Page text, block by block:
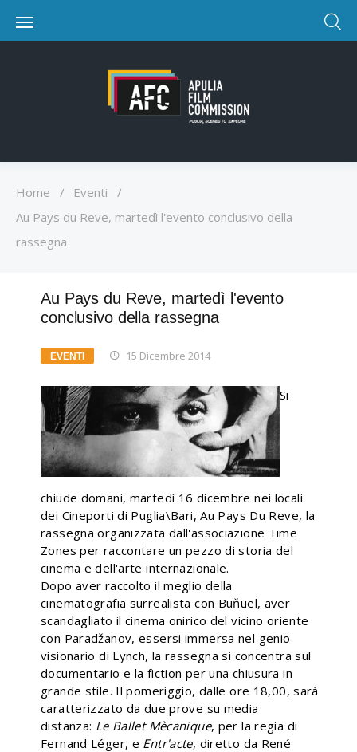
Home / Eventi
/
Au Pays du Reve, martedì l'evento conclusivo della
rassegna
Au Pays du Reve, martedì l'evento
conclusivo della rassegna
EVENTI 15 Dicembre 2014
Si
chiude domani, martedì 16 dicembre nei locali
dei Cineporti di Puglia\Bari, Au Pays Du Reve, la
rassegna organizzata dall'associazione Time
Zones per raccontare un pezzo di storia del
cinema e dell'arte internazionale.
Dopo aver raccolto il meglio della
cinematografia surrealista con Buňuel, aver
scandagliato il cinema onirico del vicino oriente
con Paradžanov, essersi immersa nel genio
visionario di Lynch, la rassegna si concentra sul
documentario e la fiction per una chiusura in
grande stile. Il pomeriggio, dalle ore 18,00, sarà
caratterizzato da due prove su media
distanza: Le Ballet Mècanique, per la regia di
Fernand Léger, e Entr'acte, diretto da René